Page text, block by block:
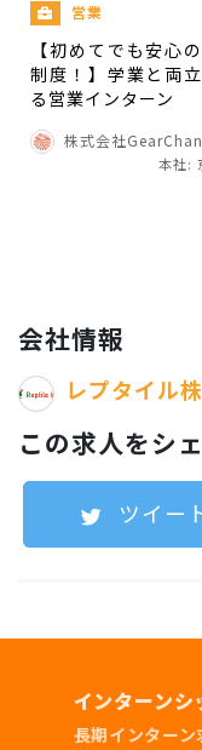
勤務地
岡山県津山田町
※オンライン勤
ョンを大切にし
シフト・
応相談
営業
【初めてでも安心
制度！】学業と両
る営業インターン
株式会社
本社:
会社情報
レプタイル
この求人をシ
ツイー
インターンシ
長期インターン